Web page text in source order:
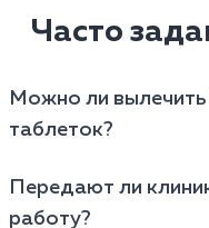
Часто
Можно ли
таблеток?
связанную с
симптомах
Передают ли
работу?